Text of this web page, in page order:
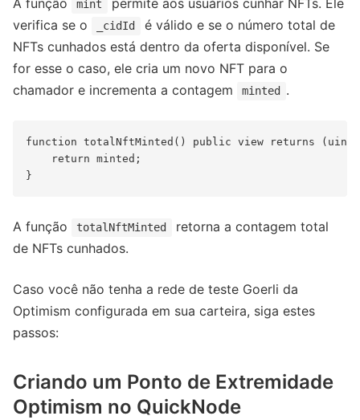
A função mint
permite aos usuários cunhar NFTs. Ele
verifica se o
_cidId
é válido e se o número total de
NFTs cunhados está dentro da oferta disponível. Se
for esse o caso, ele cria um novo NFT para o
chamador e incrementa a contagem
minted .
function totalNftMinted() public view returns
    return minted;
A função totalNftMinted
retorna a contagem total
de NFTs cunhados.
Caso você não tenha a rede de teste Goerli da
Optimism configurada em sua carteira, siga estes
passos:
Criando um Ponto de Extremidade
Optimism no QuickNode